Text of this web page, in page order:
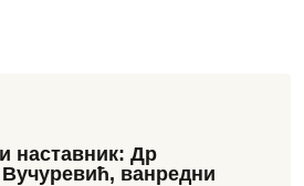
наставник: Др
ванредни